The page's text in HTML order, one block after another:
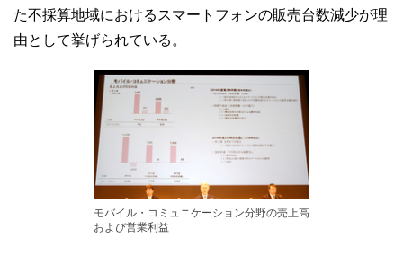
た不採算地域におけるスマートフォンの販売台数減少が理
由として挙げられている。
モバイル・コミュニケーション分野の売上高
および営業利益